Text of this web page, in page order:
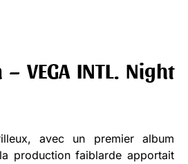
VEGA INTL. Night
avec un premier album
production faiblarde apportait